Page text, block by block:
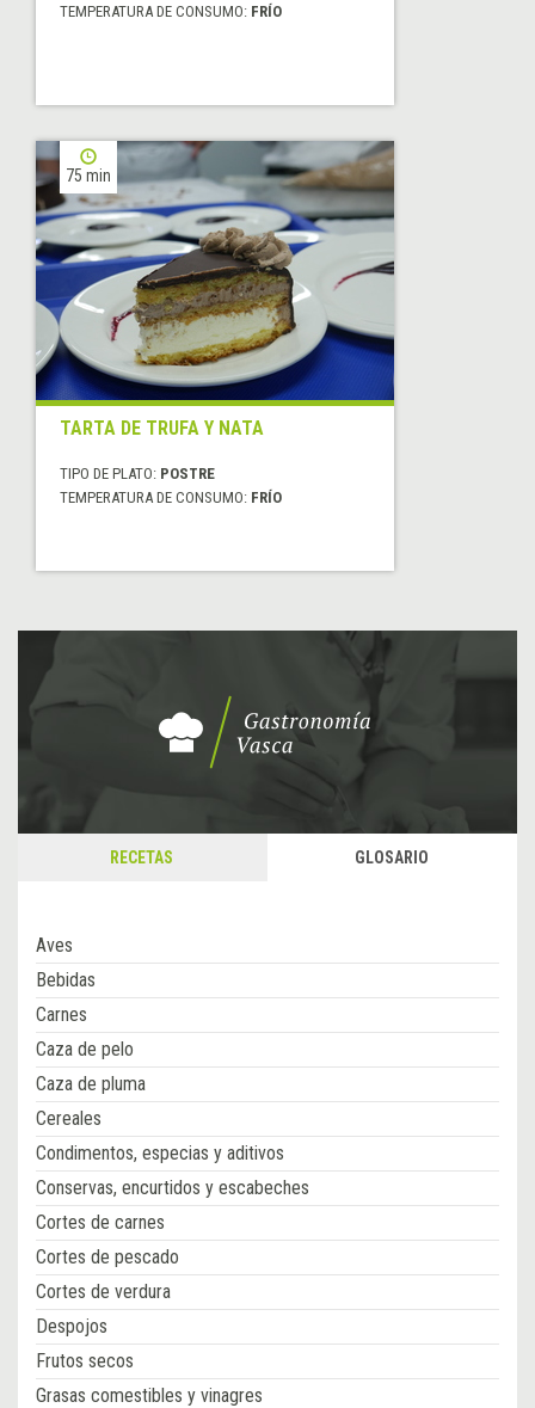
TEMPERATURA DE CONSUMO: FRÍO
75 min
TARTA DE TRUFA Y NATA
TIPO DE PLATO: POSTRE
TEMPERATURA DE CONSUMO: FRÍO
RECETAS GLOSARIO
Aves
Bebidas
Carnes
Caza de pelo
Caza de pluma
Cereales
Condimentos, especias y aditivos
Conservas, encurtidos y escabeches
Cortes de carnes
Cortes de pescado
Cortes de verdura
Despojos
Frutos secos
Grasas comestibles y vinagres